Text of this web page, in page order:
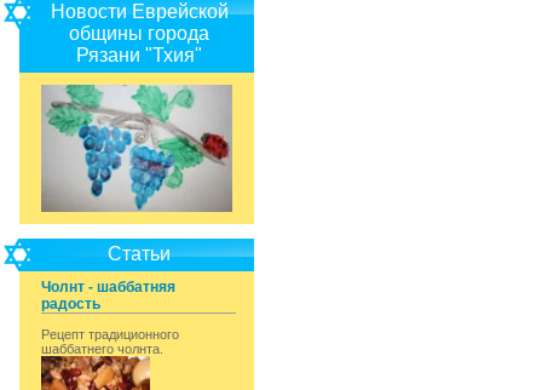
Новости Еврейской
общины города
Рязани "Тхия"
Статьи
Чолнт - шаббатняя
радость
Рецепт традиционного
шаббатнего чолнта.